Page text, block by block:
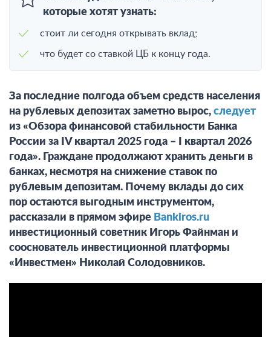
которые хотят узнать:
стоит ли сегодня открывать вклад;
что будет со ставкой ЦБ к концу года.
За последние полгода объем средств населения
на рублевых депозитах заметно вырос, следует
из «Обзора финансовой стабильности Банка
России за IV квартал 2025 года – I квартал 2026
года». Граждане продолжают хранить деньги в
банках, несмотря на снижение ставок по
рублевым депозитам. Почему вклады до сих
пор остаются выгодным инструментом,
рассказали в прямом эфире Bankiros.ru
инвестиционный советник Игорь Файнман и
сооснователь инвестиционной платформы
«Инвестмен» Николай Солодовников.